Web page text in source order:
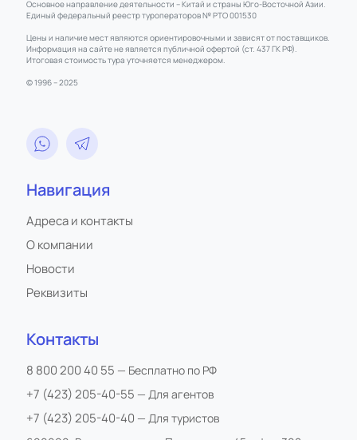
Основное направление деятельности – Китай и страны Юго-Восточной Азии.
Единый федеральный реестр туроператоров № РТО 001530
Цены и наличие мест являются ориентировочными и зависят от поставщиков.
Информация на сайте не является публичной офертой (ст. 437 ГК РФ).
Итоговая стоимость тура уточняется менеджером.
© 1996 – 2025
Навигация
Адреса и контакты
О компании
Новости
Реквизиты
Контакты
8 800 200 40 55 — Бесплатно по РФ
+7 (423) 205-40-55 — Для агентов
+7 (423) 205-40-40 — Для туристов